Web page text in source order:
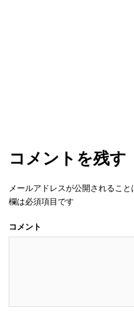
コメントを残す
メールアドレスが公開されること
欄は必須項目です
コメント